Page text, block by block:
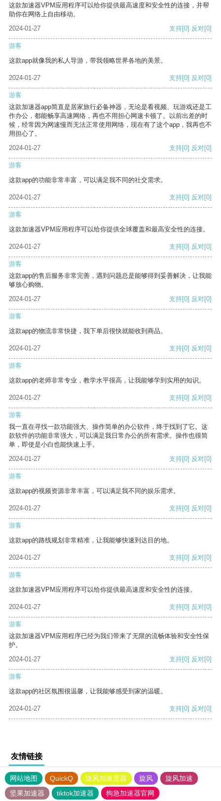
这款加速器VPM应用程序可以给你提供最高速度和安全性的连接，并帮
助你在网络上自由移动。
2024-01-27
支持[0] 反对[0]
游客
这款app就像我的私人导游，带我领略世界各地的美景。
2024-01-27 支持[0] 反对[0]
游客
这款加速器app简直是居家旅行必备神器，无论是看视频、玩游戏还是工
作办公，都能畅享高速网络，再也不用担心网速卡顿了。以前出差的时
候，经常因为网速慢而无法正常使用网络，现在有了这个app，我再也不
用担心了。
2024-01-27
支持[0] 反对[0]
游客
这款app的功能非常丰富，可以满足我不同的社交需求。
2024-01-27 支持[0] 反对[0]
游客
这款加速器VPM应用程序可以给你提供全球覆盖和最高安全性的连接。
2024-01-27 支持[0] 反对[0]
游客
这款app的售后服务非常完善，遇到问题总是能够得到妥善解决，让我能
够放心购物。
2024-01-27
支持[0] 反对[0]
游客
这款app的物流非常快捷，我下单后很快就能收到商品。
2024-01-27 支持[0] 反对[0]
游客
这款app的老师非常专业，教学水平很高，让我能够学到实用的知识。
2024-01-27 支持[0] 反对[0]
游客
我一直在寻找一款功能强大、操作简单的办公软件，终于找到了它。这
款软件的功能非常强大，可以满足我日常办公的所有需求。操作也很简
单，即使是小白也能快速上手。
2024-01-27
支持[0] 反对[0]
游客
这款app的视频资源非常丰富，可以满足我不同的娱乐需求。
2024-01-27 支持[0] 反对[0]
游客
这款app的路线规划非常精准，让我能够快速到达目的地。
2024-01-27 支持[0] 反对[0]
游客
这款加速器VPM应用程序可以给你提供最高速度和安全性的连接。
2024-01-27 支持[0] 反对[0]
游客
这款加速器VPM应用程序已经为我们带来了无限的流畅体验和安全性保
护。
2024-01-27
支持[0] 反对[0]
游客
这款app的社区氛围很温馨，让我能够感受到家的温暖。
2024-01-27 支持[0] 反对[0]
友情链接
网站地图 QuickQ 旋风加速度器 旋风
旋风加速
坚果加速器
tiktok加速器 狗急加速器官网